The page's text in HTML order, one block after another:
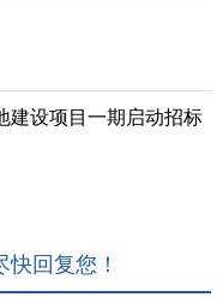
建设项目一期启动招标
回复您！